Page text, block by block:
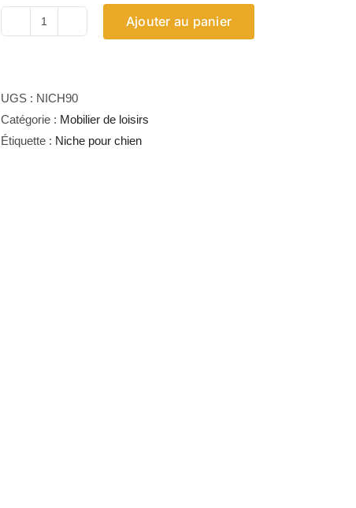
Chien
H90
Ajouter au panier
UGS : NICH90
Catégorie : Mobilier de loisirs
Étiquette : Niche pour chien